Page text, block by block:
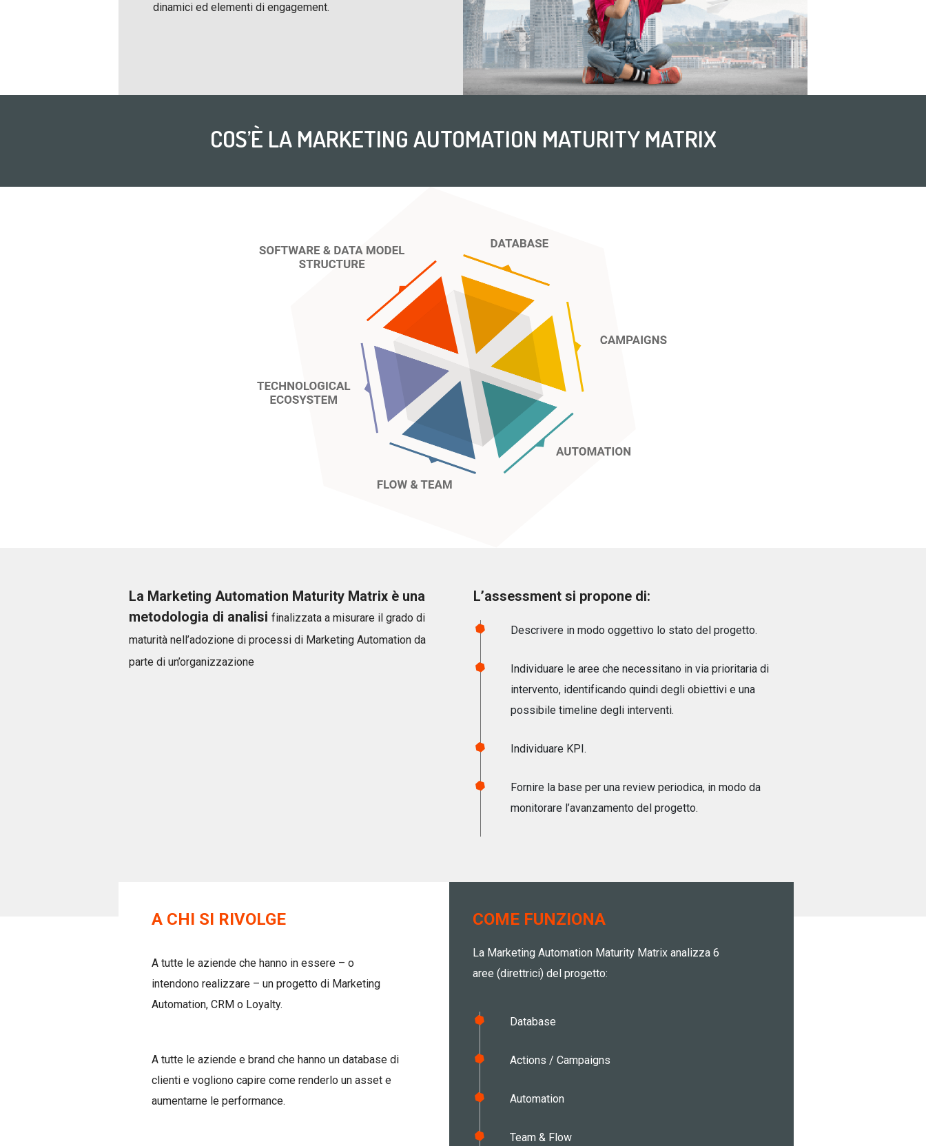
dinamici ed elementi di engagement.
COS’È LA MARKETING AUTOMATION MATURITY MATRIX
La Marketing Automation Maturity Matrix è una
metodologia di analisi finalizzata a misurare il grado di
maturità nell’adozione di processi di Marketing Automation da
parte di un’organizzazione
L’assessment si propone di:
Descrivere in modo oggettivo lo stato del progetto.
Individuare le aree che necessitano in via prioritaria di
intervento, identificando quindi degli obiettivi e una
possibile timeline degli interventi.
Individuare KPI.
Fornire la base per una review periodica, in modo da
monitorare l’avanzamento del progetto.
A CHI SI RIVOLGE
A tutte le aziende che hanno in essere – o
intendono realizzare – un progetto di Marketing
Automation, CRM o Loyalty.
A tutte le aziende e brand che hanno un database di
clienti e vogliono capire come renderlo un asset e
aumentarne le performance.
COME FUNZIONA
La Marketing Automation Maturity Matrix analizza 6
aree (direttrici) del progetto:
Database
Actions / Campaigns
Automation
Team & Flow